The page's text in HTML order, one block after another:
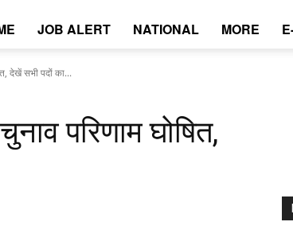
JOB ALERT NATIONAL MORE
देखें सभी पदों का...
परिणाम घोषित,